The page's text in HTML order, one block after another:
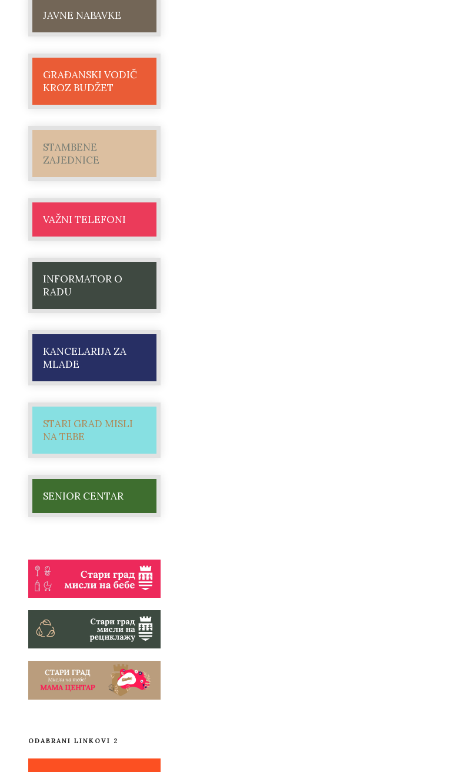
JAVNE NABAVKE
GRAĐANSKI VODIČ
KROZ BUDŽET
STAMBENE
ZAJEDNICE
VAŽNI TELEFONI
INFORMATOR O
RADU
KANCELARIJA ZA
MLADE
STARI GRAD MISLI
NA TEBE
SENIOR CENTAR
ODABRANI LINKOVI 2